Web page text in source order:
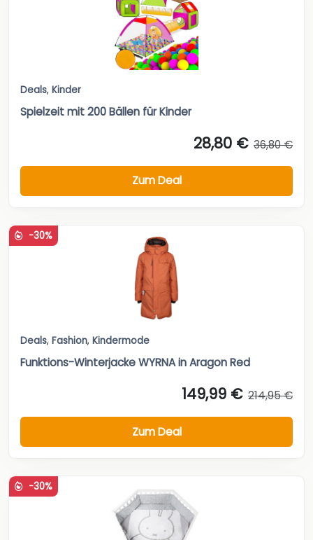
Deals, Kinder
Spielzeit mit 200 Bällen für Kinder
28,80 € 36,80 €
Zum Deal
-30%
Deals, Fashion, Kindermode
Funktions-Winterjacke WYRNA in Aragon Red
149,99 € 214,95 €
Zum Deal
-30%